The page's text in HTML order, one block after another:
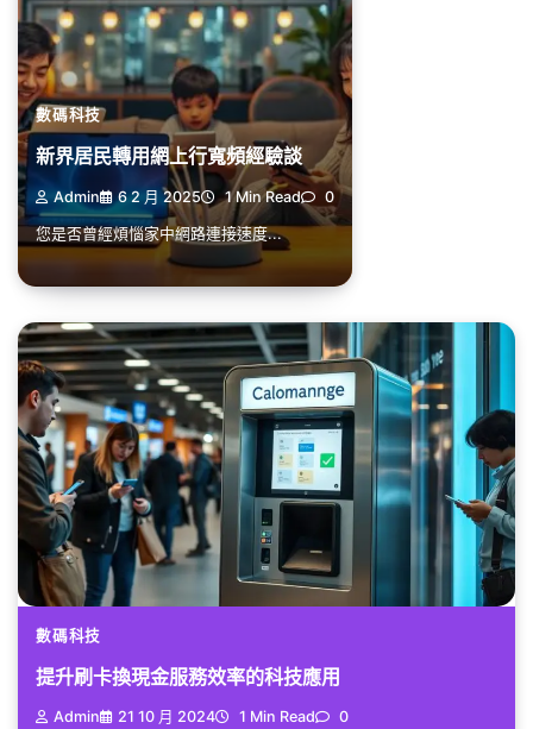
數碼科技
新界居民轉用網上行寬頻經驗談
Admin 6 2 月 2025 1 Min Read 0
您是否曾經煩惱家中網路連接速度...
數碼科技
提升刷卡換現金服務效率的科技應用
Admin 21 10 月 2024 1 Min Read 0